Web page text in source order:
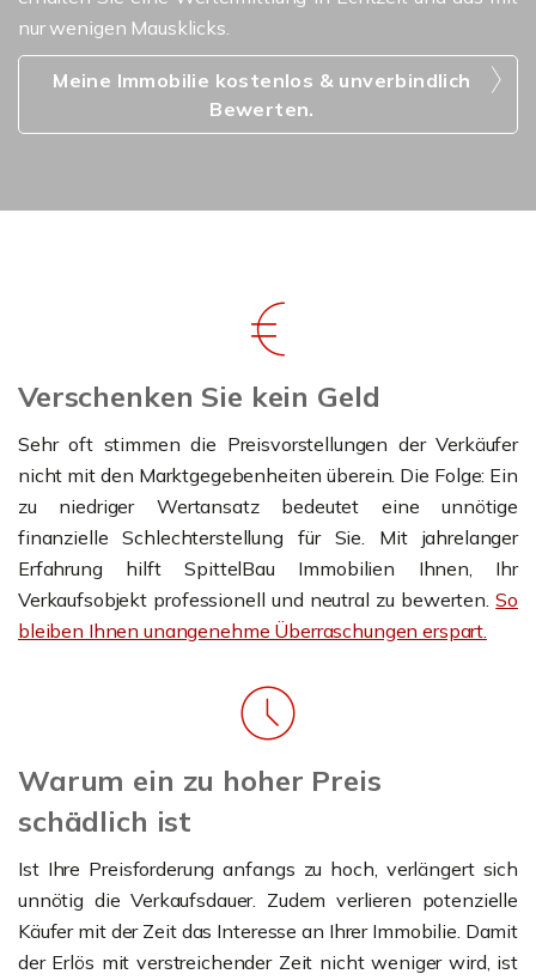
nur wenigen Mausklicks.
Meine Immobilie kostenlos & unverbindlich
Bewerten.
Verschenken Sie kein Geld
Sehr oft stimmen die Preisvorstellungen der Verkäufer
nicht mit den Marktgegebenheiten überein. Die Folge: Ein
zu niedriger Wertansatz bedeutet eine unnötige
finanzielle Schlechterstellung für Sie. Mit jahrelanger
Erfahrung hilft SpittelBau Immobilien Ihnen, Ihr
Verkaufsobjekt professionell und neutral zu bewerten.So
bleiben Ihnen unangenehme Überraschungen erspart.
Warum ein zu hoher Preis
schädlich ist
Ist Ihre Preisforderung anfangs zu hoch, verlängert sich
unnötig die Verkaufsdauer. Zudem verlieren potenzielle
Käufer mit der Zeit das Interesse an Ihrer Immobilie. Damit
der Erlös mit verstreichender Zeit nicht weniger wird, ist